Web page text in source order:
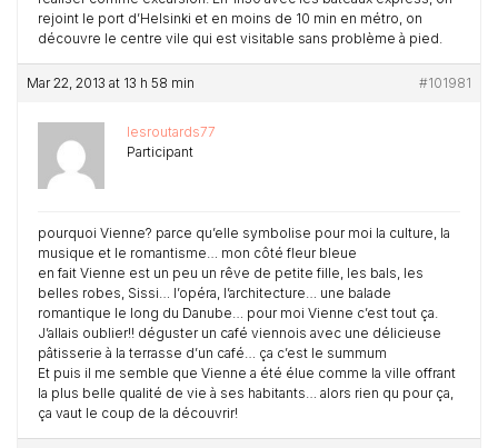
rejoint le port d’Helsinki et en moins de 10 min en métro, on
découvre le centre vile qui est visitable sans problème à pied.
Mar 22, 2013 at 13 h 58 min #101981
lesroutards77
Participant
pourquoi Vienne? parce qu’elle symbolise pour moi la culture, la
musique et le romantisme… mon côté fleur bleue
en fait Vienne est un peu un rêve de petite fille, les bals, les
belles robes, Sissi… l’opéra, l’architecture… une balade
romantique le long du Danube… pour moi Vienne c’est tout ça.
J’allais oublier!! déguster un café viennois avec une délicieuse
pâtisserie à la terrasse d’un café… ça c’est le summum
Et puis il me semble que Vienne a été élue comme la ville offrant
la plus belle qualité de vie à ses habitants… alors rien qu pour ça,
ça vaut le coup de la découvrir!